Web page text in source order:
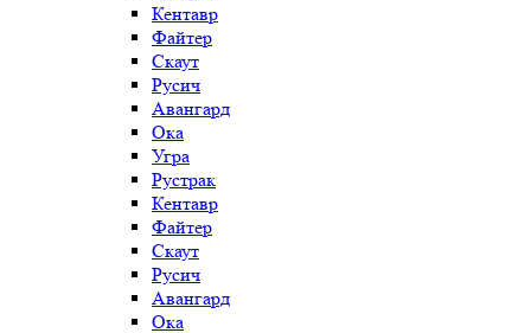
Кентавр
Файтер
Скаут
Русич
Авангард
Ока
Угра
Рустрак
Кентавр
Файтер
Скаут
Русич
Авангард
Ока